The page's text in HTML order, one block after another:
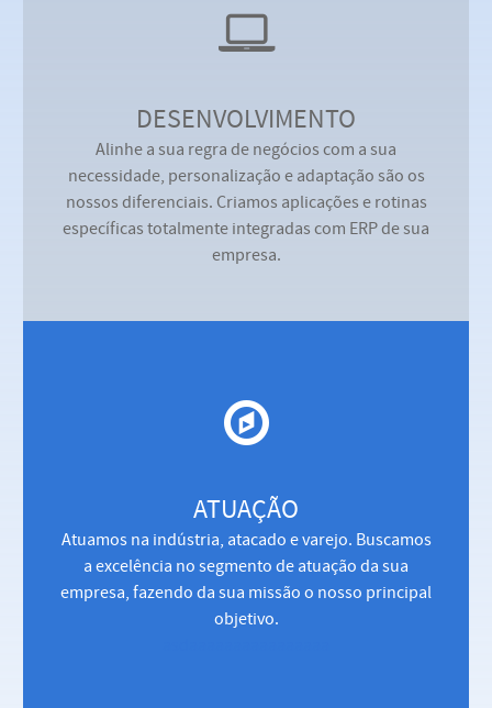
DESENVOLVIMENTO
Alinhe a sua regra de negócios com a sua
necessidade, personalização e adaptação são os
nossos diferenciais. Criamos aplicações e rotinas
específicas totalmente integradas com ERP de sua
empresa.
ATUAÇÃO
Atuamos na indústria, atacado e varejo. Buscamos
a excelência no segmento de atuação da sua
empresa, fazendo da sua missão o nosso principal
objetivo.